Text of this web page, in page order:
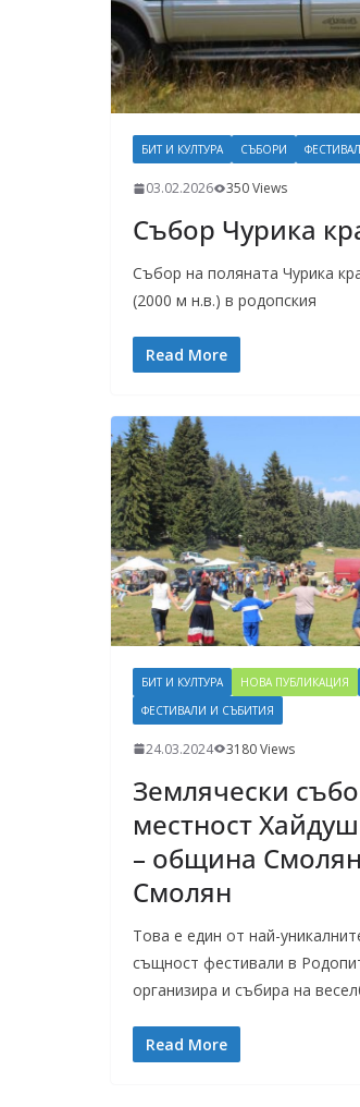
БИТ И КУЛТУРА СЪБОРИ
03.02.2026 350 Views
Събор Чурика
Събор на поляната Чурика
(2000 м н.в.) в родопския
Read More
БИТ И КУЛТУРА НОВА ПУБЛИКАЦИЯ
ФЕСТИВАЛИ И СЪБИТИЯ
24.03.2024 3180 Views
Землячески
местност
– община
Смолян
Това е един от най-
същност фестивали в
организира и събира на
Read More